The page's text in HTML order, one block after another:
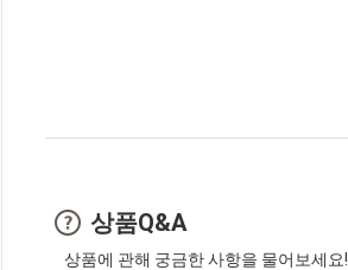
상품Q&A
상품에 관해 궁금한 사항을 물어보세요!